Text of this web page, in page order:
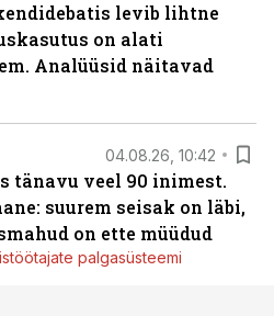
levib lihtne
on alati
Analüüsid näitavad
04.08.26, 10:42
tänavu veel 90 inimest.
suurem seisak on läbi,
on ette müüdud
palgasüsteemi